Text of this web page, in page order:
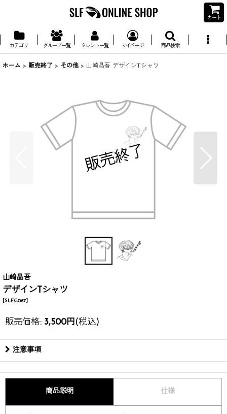
カート
カテゴリ グループ一覧 タレント一覧 マイページ 商品検索
ホーム > 販売終了 > その他 > 山崎晶吾 デザインTシャツ
山崎晶吾
デザインTシャツ
[SLFG067]
販売価格: 3,500円 (税込)
注意事項
商品説明 仕様